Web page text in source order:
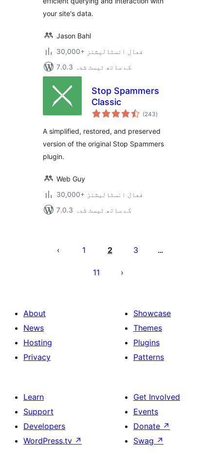
your site's data.
Jason Bahl
30,000+ فعال انسٹالیشنز
7.0.3 کے ساتھ ٹیسٹ شدہ
Stop Spammers
Classic
(243مجموعی
درجہ
)
A simplified, restored, and preserved
version of the original Stop Spammers
plugin.
Web Guy
30,000+ فعال انسٹالیشنز
7.0.3 کے ساتھ ٹیسٹ شدہ
pagination
1 2 3 …
11
About
News
Hosting
Privacy
Showcase
Themes
Plugins
Patterns
Learn
Support
Developers
WordPress.tv ↗
Get Involved
Events
Donate ↗
Swag ↗